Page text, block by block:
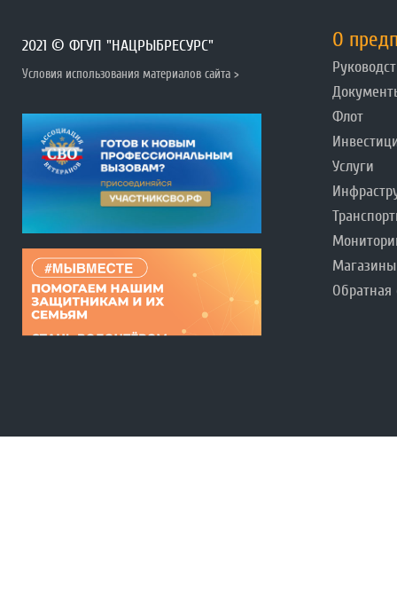
2021 © ФГУП "НАЦРЫБРЕСУРС"
Условия использования материалов сайта >
О
Флот
Услуги
Магазины
Обратная